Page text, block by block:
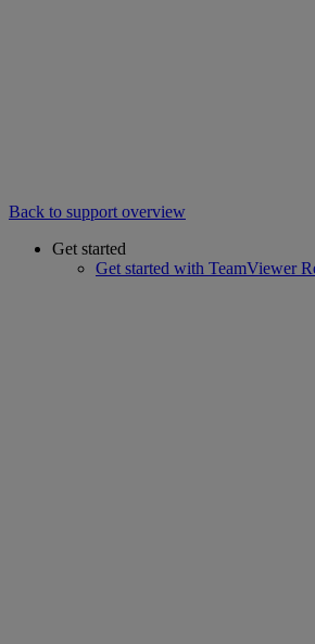
Back to support overview
Get started
Get started with TeamViewer